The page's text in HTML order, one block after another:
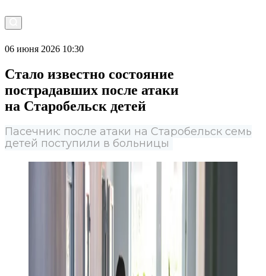
06 июня 2026 10:30
Стало известно состояние
пострадавших после атаки
на Старобельск детей
Пасечник: после атаки на Старобельск семь
детей поступили в больницы